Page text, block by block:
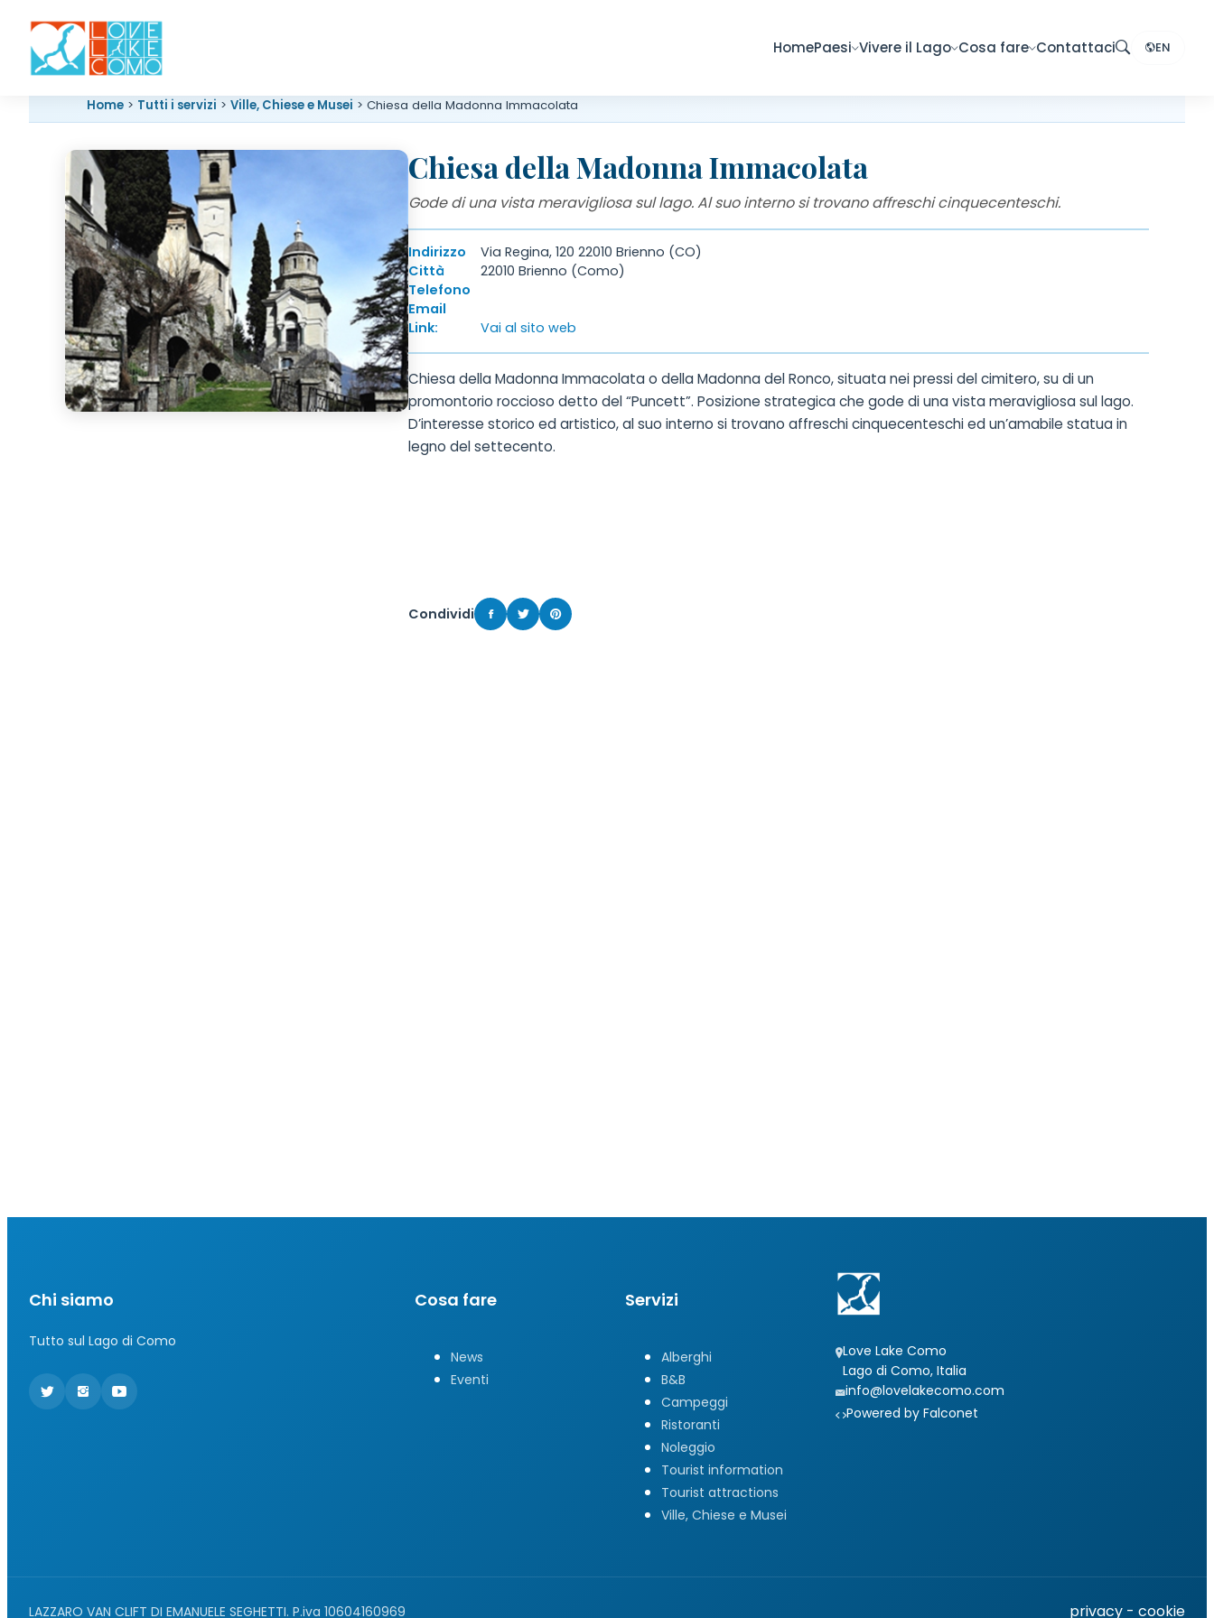
HomePaesi Vivere il Lago Cosa fare Contattaci EN
Home > Tutti i servizi > Ville, Chiese e Musei > Chiesa della Madonna Immacolata
Chiesa della Madonna Immacolata
Gode di una vista meravigliosa sul lago. Al suo interno si trovano affreschi cinquecenteschi.
Indirizzo
Via Regina, 120 22010 Brienno (CO)
Città
22010 Brienno (Como)
Telefono
Email
Link:
Vai al sito web
Chiesa della Madonna Immacolata o della Madonna del Ronco, situata nei pressi del cimitero, su di un
promontorio roccioso detto del “Puncett”. Posizione strategica che gode di una vista meravigliosa sul lago.
D’interesse storico ed artistico, al suo interno si trovano affreschi cinquecenteschi ed un’amabile statua in
legno del settecento.
Condividi
Chi siamo
Tutto sul Lago di Como
Cosa fare
News
Eventi
Servizi
Alberghi
B&B
Campeggi
Ristoranti
Noleggio
Tourist information
Tourist attractions
Ville, Chiese e Musei
Love Lake Como
Lago di Como, Italia
info@lovelakecomo.com
Powered by Falconet
LAZZARO VAN CLIFT DI EMANUELE SEGHETTI. P.iva 10604160969 privacy - cookie